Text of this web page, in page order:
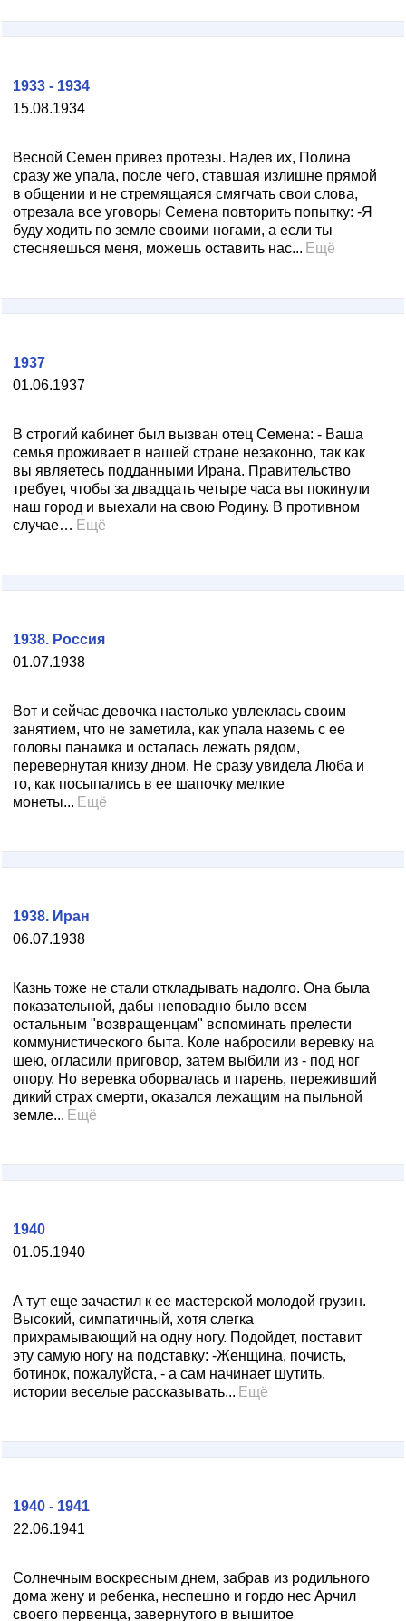
15.08.1934
1933 - 1934
Весной Семен привез протезы. Надев их, Полина
сразу же упала, после чего, ставшая излишне прямой
в общении и не стремящаяся смягчать свои слова,
отрезала все уговоры Семена повторить попытку: -Я
буду ходить по земле своими ногами, а если ты
стесняешься меня, можешь оставить нас... Ещё
01.06.1937
1937
В строгий кабинет был вызван отец Семена: - Ваша
семья проживает в нашей стране незаконно, так как
вы являетесь подданными Ирана. Правительство
требует, чтобы за двадцать четыре часа вы покинули
наш город и выехали на свою Родину. В противном
случае… Ещё
01.07.1938
1938. Россия
Вот и сейчас девочка настолько увлеклась своим
занятием, что не заметила, как упала наземь с ее
головы панамка и осталась лежать рядом,
перевернутая книзу дном. Не сразу увидела Люба и
то, как посыпались в ее шапочку мелкие
монеты... Ещё
06.07.1938
1938. Иран
Казнь тоже не стали откладывать надолго. Она была
показательной, дабы неповадно было всем
остальным "возвращенцам" вспоминать прелести
коммунистического быта. Коле набросили веревку на
шею, огласили приговор, затем выбили из - под ног
опору. Но веревка оборвалась и парень, переживший
дикий страх смерти, оказался лежащим на пыльной
земле... Ещё
01.05.1940
1940
А тут еще зачастил к ее мастерской молодой грузин.
Высокий, симпатичный, хотя слегка
прихрамывающий на одну ногу. Подойдет, поставит
эту самую ногу на подставку: -Женщина, почисть,
ботинок, пожалуйста, - а сам начинает шутить,
истории веселые рассказывать... Ещё
22.06.1941
1940 - 1941
Солнечным воскресным днем, забрав из родильного
дома жену и ребенка, неспешно и гордо нес Арчил
своего первенца, завернутого в вышитое